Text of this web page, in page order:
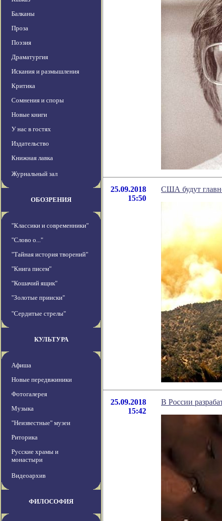
Балканы
Проза
Поэзия
Драматургия
Искания и размышления
Критика
Сомнения и споры
Новые книги
У нас в гостях
Издательство
Книжная лавка
Журнальный зал
ОБОЗРЕНИЯ
"Классики и современники"
"Слово о..."
"Тайная история творений"
"Книга писем"
"Кошачий ящик"
"Золотые прииски"
"Сердитые стрелы"
КУЛЬТУРА
Афиша
Новые передвжиники
Фотогалерея
Музыка
"Неизвестные" музеи
Риторика
Русские храмы и
монастыри
Видеоархив
ФИЛОСОФИЯ
25.09.2018
15:50
США будут
25.09.2018
15:42
В России